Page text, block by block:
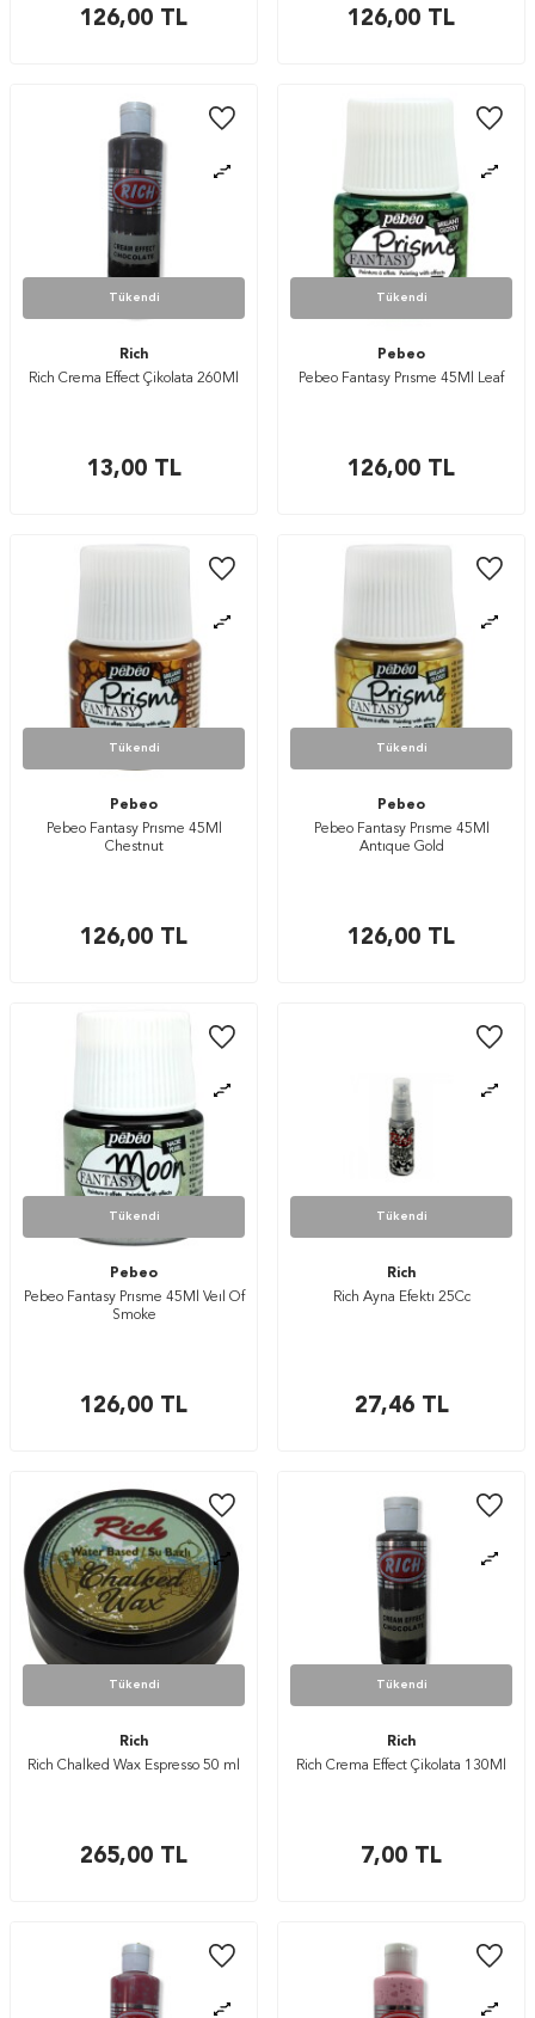
126,00 TL 126,00 TL
Tükendi
Rich
Rich Crema Effect Çikolata 260Ml
13,00TL
Tükendi
Pebeo
Pebeo Fantasy Prısme 45Ml Leaf
126,00 TL
Tükendi
Pebeo
Pebeo Fantasy Prısme 45Ml
Chestnut
126,00 TL
Tükendi
Pebeo
Pebeo Fantasy Prısme 45Ml
Antıque Gold
126,00 TL
Tükendi
Pebeo
Pebeo Fantasy Prısme 45Ml Veıl Of
Smoke
126,00 TL
Tükendi
Rich
Rich Ayna Efektı 25Cc
27,46TL
Tükendi
Rich
Rich Chalked Wax Espresso 50 ml
265,00 TL
Tükendi
Rich
Rich Crema Effect Çikolata 130Ml
7,00 TL